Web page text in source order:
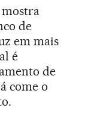
de
em mais
é
de
come o